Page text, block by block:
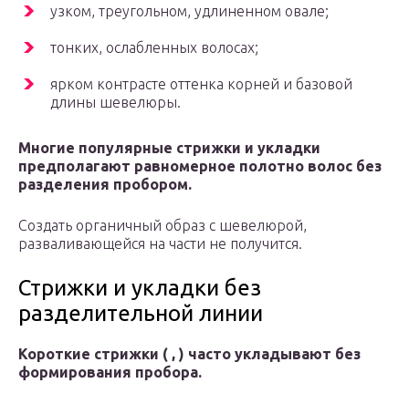
узком, треугольном, удлиненном овале;
тонких, ослабленных волосах;
ярком контрасте оттенка корней и базовой
длины шевелюры.
Многие популярные стрижки и укладки
предполагают равномерное полотно волос без
разделения пробором.
Создать органичный образ с шевелюрой,
разваливающейся на части не получится.
Стрижки и укладки без
разделительной линии
Короткие стрижки ( , ) часто укладывают без
формирования пробора.